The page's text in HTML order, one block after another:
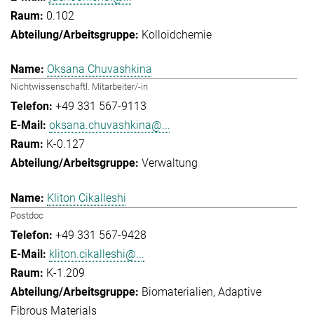
0.102
Kolloidchemie
Oksana Chuvashkina
Nichtwissenschaftl. Mitarbeiter/-in
+49 331 567-9113
oksana.chuvashkina@...
K-0.127
Verwaltung
Kliton Cikalleshi
Postdoc
+49 331 567-9428
kliton.cikalleshi@...
K-1.209
Biomaterialien Adaptive
Fibrous Materials